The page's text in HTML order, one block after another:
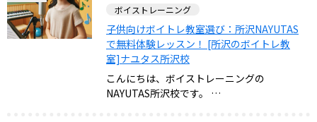
ボイストレーニング
子供向けボイトレ教室選び：所沢NAYUTAS
で無料体験レッスン！ [所沢のボイトレ教
室]ナユタス所沢校
こんにちは、ボイストレーニングの
NAYUTAS所沢校です。 …